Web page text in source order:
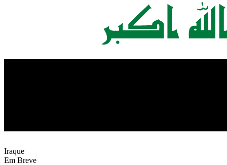
Iraque
Em Breve